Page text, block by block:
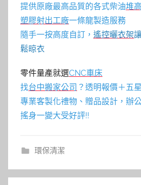
提供原廠最高品質的各式柴油堆
塑膠射出工廠一條龍製造服務
隨手一按高度自訂， 遙控曬衣架
鬆晾衣
零件量產就選CNC車床
找台中搬家公司 ？透明報價＋五
專業客製化禮物、贈品設計，辦
搖身一變大受好評!!
環保清潔